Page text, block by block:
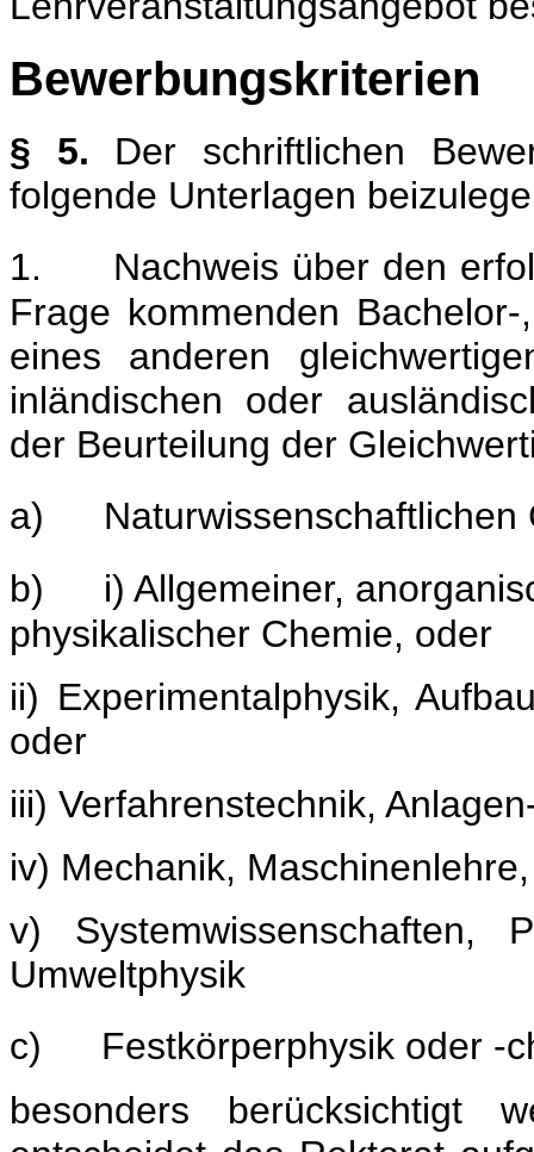
Bewerbungskriterien
§ 5. Der schriftlichen
folgende Unterlagen
1.
Nachweis über den
Frage kommenden
eines anderen
inländischen oder
der Beurteilung der
a)
Naturwissenschaftlichen
b)
i) Allgemeiner,
physikalischer Chemie, oder
ii) Experimentalphysik,
oder
iii) Verfahrenstechnik,
iv) Mechanik,
v) Systemwissenschaften,
Umweltphysik
c)
Festkörperphysik oder -
besonders berücksichtigt